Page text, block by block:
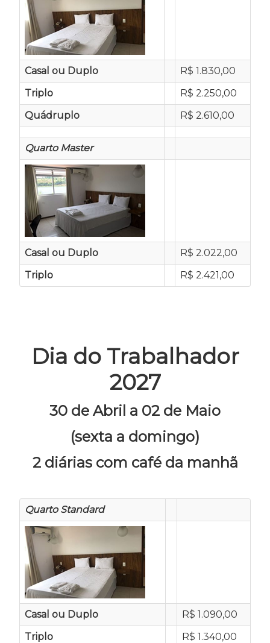
Casal ou Duplo
R$ 1.830,00
Triplo
R$ 2.250,00
Quádruplo
R$ 2.610,00
Quarto Master
Casal ou Duplo
R$ 2.022,00
Triplo
R$ 2.421,00
Dia do Trabalhador
2027
30 de Abril a 02 de Maio
(sexta a domingo)
2 diárias com café da manhã
Quarto Standard
Casal ou Duplo
R$ 1.090,00
Triplo
R$ 1.340,00